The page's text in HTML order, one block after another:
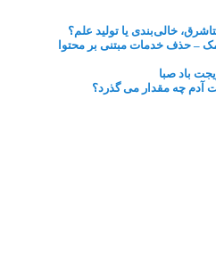
خالی‌بندی یا تولید علم؟
– حذف خدمات مبتنی بر محتوا
باد صبا
آدم چه مقدار می گذرد؟